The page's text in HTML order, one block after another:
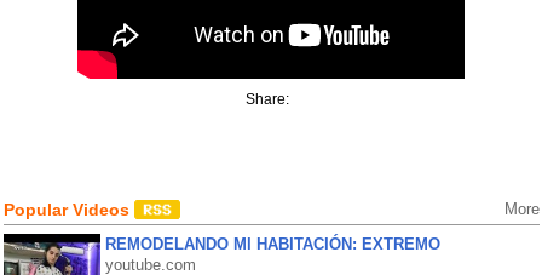
Share:
Popular Videos More
REMODELANDO MI HABITACIÓN: EXTREMO
youtube.com